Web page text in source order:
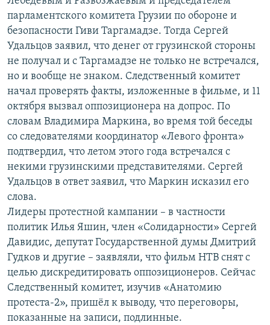
парламентского комитета Грузии по обороне и
безопасности Гиви Таргамадзе. Тогда Сергей
Удальцов заявил, что денег от грузинской стороны
не получал и с Таргамадзе не только не встречался,
но и вообще не знаком. Следственный комитет
начал проверять факты, изложенные в фильме, и 11
октября вызвал оппозиционера на допрос. По
словам Владимира Маркина, во время той беседы
со следователями координатор «Левого фронта»
подтвердил, что летом этого года встречался с
некими грузинскими представителями. Сергей
Удальцов в ответ заявил, что Маркин исказил его
слова.
Лидеры протестной кампании – в частности
политик Илья Яшин, член «Солидарности» Сергей
Давидис, депутат Государственной думы Дмитрий
Гудков и другие – заявляли, что фильм НТВ снят с
целью дискредитировать оппозиционеров. Сейчас
Следственный комитет, изучив «Анатомию
протеста-2», пришёл к выводу, что переговоры,
показанные на записи, подлинные.